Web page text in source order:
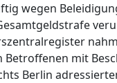
wegen
mit
Berlin